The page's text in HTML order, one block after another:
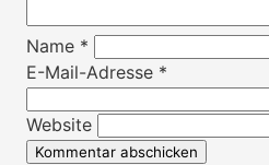
Name *
E-Mail-Adresse *
Website